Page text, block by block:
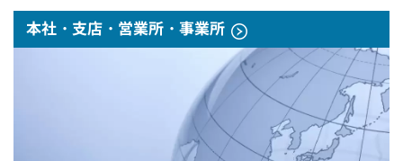
本社・支店・営業所・事業所